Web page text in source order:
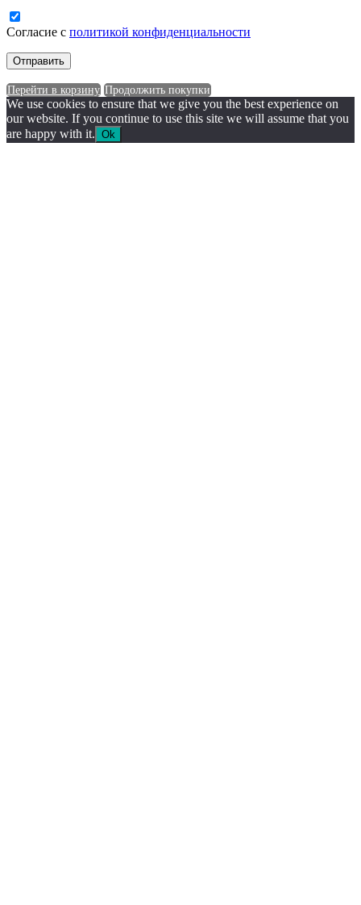
Согласие с политикой конфиденциальности
Перейти в корзину Продолжить покупки
We use cookies to ensure that we give you the best experience on
our website. If you continue to use this site we will assume that you
are happy with it. Ok